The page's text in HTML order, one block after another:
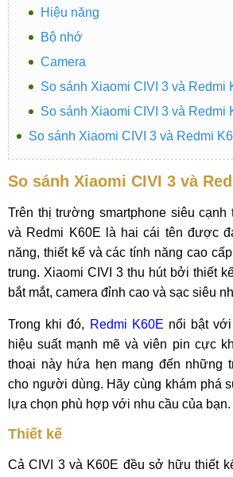
Hiệu năng
Bộ nhớ
Camera
So sánh Xiaomi CIVI 3 và Redmi
So sánh Xiaomi CIVI 3 và Redmi
So sánh Xiaomi CIVI 3 và Redmi
So sánh Xiaomi CIVI 3 và
Trên thị trường smartphone siêu cạnh
và Redmi K60E là hai cái tên được
năng, thiết kế và các tính năng cao
trung. Xiaomi CIVI 3 thu hút bởi thiết
bắt mắt, camera đỉnh cao và sạc siêu
Trong khi đó, Redmi K60E nổi bật
hiệu suất mạnh mẽ và viên pin cực
thoại này hứa hẹn mang đến những
cho người dùng. Hãy cùng khám phá
lựa chọn phù hợp với nhu cầu của bạn.
Thiết kế
Cả CIVI 3 và K60E đều sở hữu thiết